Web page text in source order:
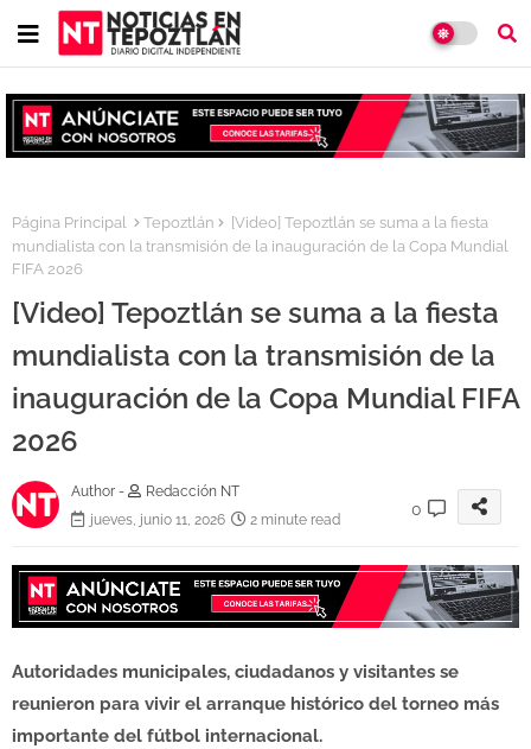
Página Principal Tepoztlán
[Video] Tepoztlán se suma a la fiesta
mundialista con la transmisión de la inauguración de la Copa Mundial
FIFA 2026
[Video] Tepoztlán se suma a la fiesta
mundialista con la transmisión de la
inauguración de la Copa Mundial FIFA
2026
Author -
Redacción NT
jueves, junio 11, 2026
2 minute read
0
Autoridades municipales, ciudadanos y visitantes se
reunieron para vivir el arranque histórico del torneo más
importante del fútbol internacional.